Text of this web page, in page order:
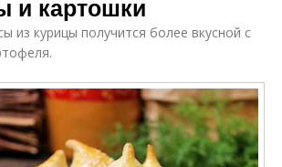
и картошки
из курицы получится более вкусной с